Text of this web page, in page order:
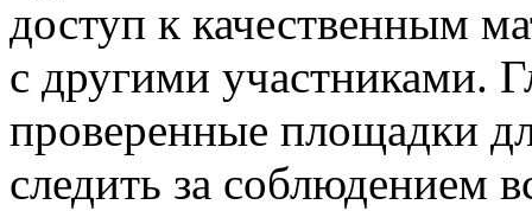
доступ к качественным
с другими участниками.
проверенные площадки
следить за соблюдением